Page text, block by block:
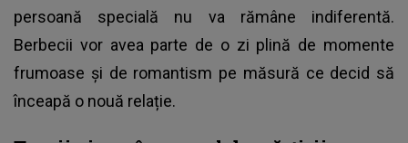
persoană specială nu va rămâne indiferentă.
Berbecii vor avea parte de o zi plină de momente
frumoase și de romantism pe măsură ce decid să
înceapă o nouă relație.